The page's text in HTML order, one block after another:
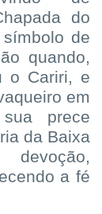
do
de
quando,
o Cariri, e
em
prece
da Baixa
a fé